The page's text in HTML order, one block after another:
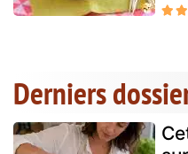
Derniers